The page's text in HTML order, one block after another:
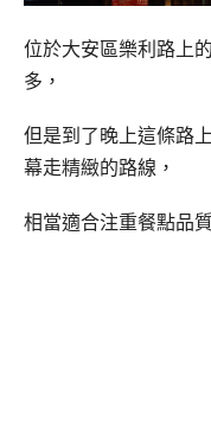
位於大安區樂利路上
多，
但是到了晚上這條路
幕走精緻的路線，
相當適合注重餐點品